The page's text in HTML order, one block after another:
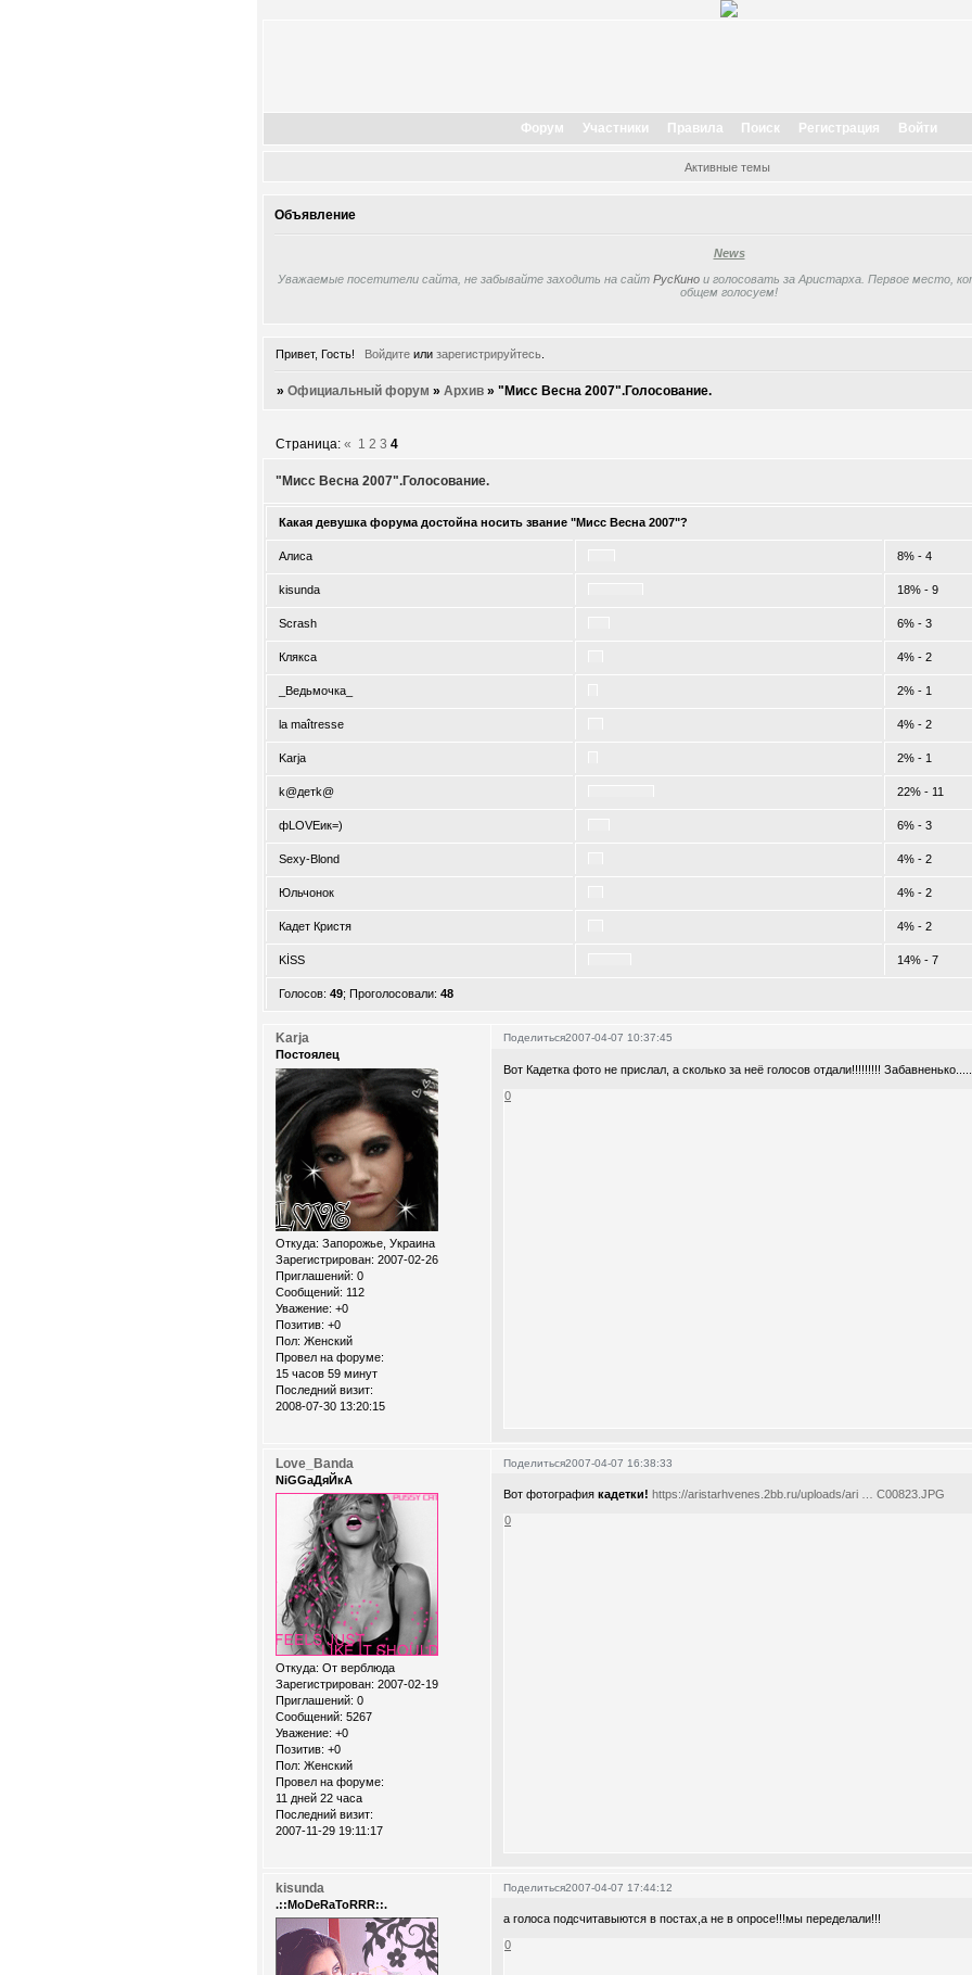
Форум Участники Правила Поиск Регистрация Войти
Активные темы
Объявление
News
Уважаемые посетители сайта, не забывайте заходить на сайт РусКино и голосовать за Аристарха. Первое место,
общем голосуем!
Привет, Гость! Войдитеили зарегистрируйтесь.
»Официальный форум »Архив »"Мисс Весна 2007".Голосование.
"Мисс Весна 2007".Голосование.
Страница:« 1 2 3 4
Какая девушка форума достойна носить звание "Мисс Весна 2007"?
Алиса 8% - 4
kisunda 18% - 9
Scrash 6% - 3
Клякса 4% - 2
_Ведьмочка_ 2% - 1
la maîtresse 4% - 2
Karja 2% - 1
k@детk@ 22% - 11
фLOVEик=) 6% - 3
Sexy-Blond 4% - 2
Юльчонок 4% - 2
Кадет Кристя 4% - 2
KİSS 14% - 7
Голосов: 49; Проголосовали: 48
Поделиться2007-04-07 10:37:45
Karja
Постоялец
Откуда: Запорожье, Украина
Зарегистрирован: 2007-02-26
Приглашений: 0
Сообщений: 112
Уважение: +0
Позитив: +0
Пол: Женский
Провел на форуме:
15 часов 59 минут
Последний визит:
2008-07-30 13:20:15
Вот Кадетка фото не прислал, а сколько за неё голосов отдали!!!!!!!!!
0
Поделиться2007-04-07 16:38:33
Love_Banda
NiGGaДяЙкА
Откуда: От верблюда
Зарегистрирован: 2007-02-19
Приглашений: 0
Сообщений: 5267
Уважение: +0
Позитив: +0
Пол: Женский
Провел на форуме:
11 дней 22 часа
Последний визит:
2007-11-29 19:11:17
Вот фотографиякадетки! https://aristarhvenes.2bb.ru/uploads/ari … C00823.JPG
0
Поделиться2007-04-07 17:44:12
kisunda
.::MoDeRaToRRR::.
а голоса подсчитавыются в постах,а не в опросе!!!мы переделали!!!
0